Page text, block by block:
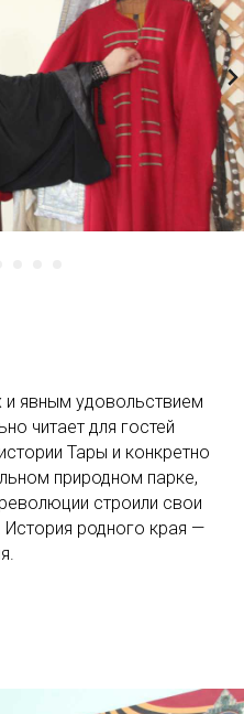
и явным удовольствием
читает для гостей
Тары и конкретно
природном парке,
строили свои
История родного края —